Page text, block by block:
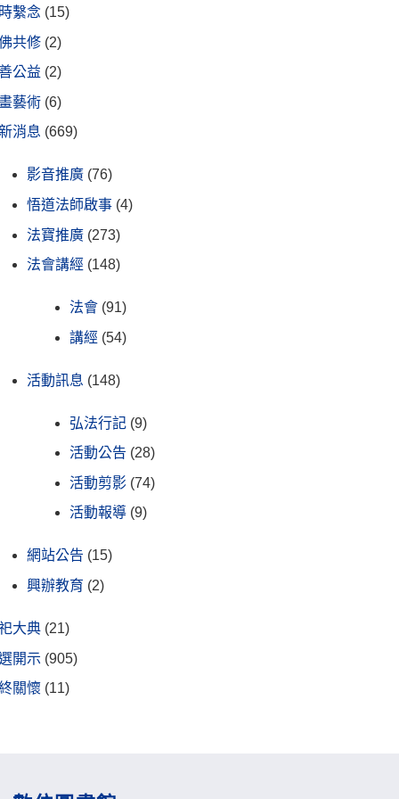
繫念 (15)
共修 (2)
公益 (2)
藝術 (6)
消息 (669)
影音推廣 (76)
悟道法師啟事 (4)
法寶推廣 (273)
法會講經 (148)
法會 (91)
講經 (54)
活動訊息 (148)
弘法行記 (9)
活動公告 (28)
活動剪影 (74)
活動報導 (9)
網站公告 (15)
興辦教育 (2)
大典 (21)
開示 (905)
關懷 (11)